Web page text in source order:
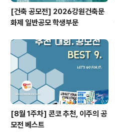
[건축 공모전] 2026강원건축문
화제 일반공모 학생부문
[8월 1주차] 콘코 추천, 이주의 공
모전 베스트